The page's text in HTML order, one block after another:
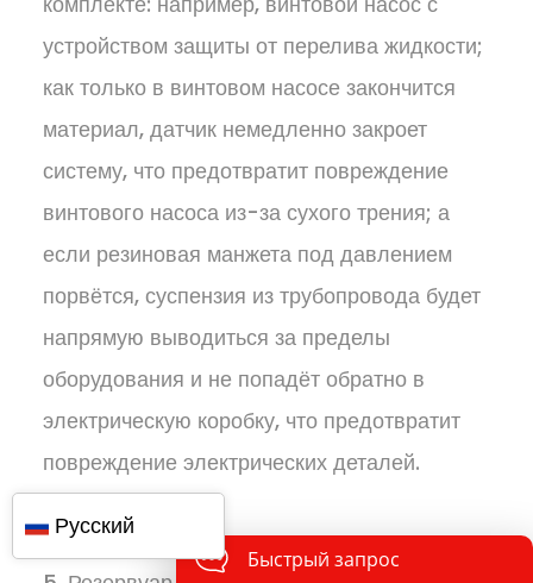
устройством защиты от перелива жидкости;
как только в винтовом насосе закончится
материал, датчик немедленно закроет
систему, что предотвратит повреждение
винтового насоса из-за сухого трения; а
если резиновая манжета под давлением
порвётся, суспензия из трубопровода будет
напрямую выводиться за пределы
оборудования и не попадёт обратно в
электрическую коробку, что предотвратит
повреждение электрических деталей.
Быстрый запрос
Русский